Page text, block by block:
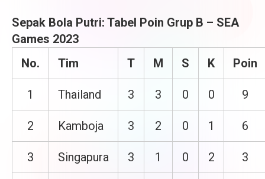
Sepak Bola Putri: Tabel Poin Grup B – SEA
Games 2023
No.
Tim T M S K Poin
1 Thailand 3 3 0 0 9
2 Kamboja 3 2 0 1 6
3 Singapura 3 1 0 2 3